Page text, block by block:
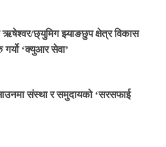
ऋषेश्वर/छ्युमिग झ्याङछुप क्षेत्र विकास
‘क्युआर सेवा’
संस्था र समुदायको ‘सरसफाई